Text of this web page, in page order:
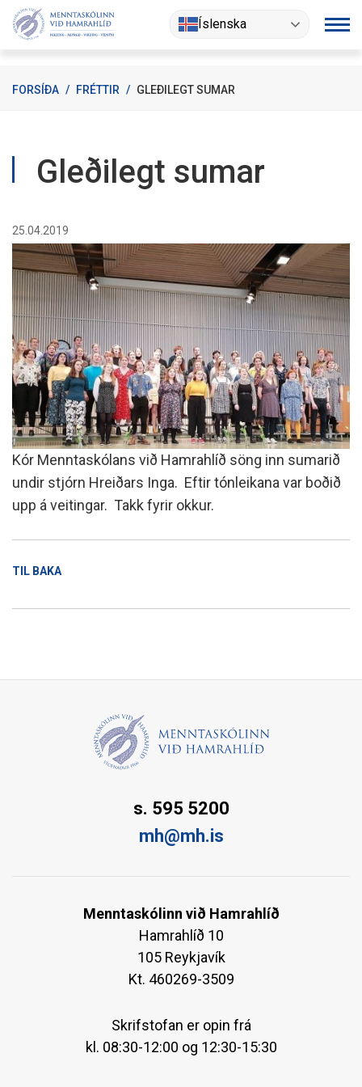
Fara
Íslenska
FORSÍÐA / FRÉTTIR / GLEÐILEGT SUMAR
Gleðilegt sumar
25.04.2019
Kór Menntaskólans við Hamrahlíð söng inn sumarið
undir stjórn Hreiðars Inga. Eftir tónleikana var boðið
upp á veitingar. Takk fyrir okkur.
TIL BAKA
s. 595 5200
mh@mh.is
Menntaskólinn við Hamrahlíð
Hamrahlíð 10
105 Reykjavík
Kt. 460269-3509
Skrifstofan er opin frá
kl. 08:30-12:00 og 12:30-15:30